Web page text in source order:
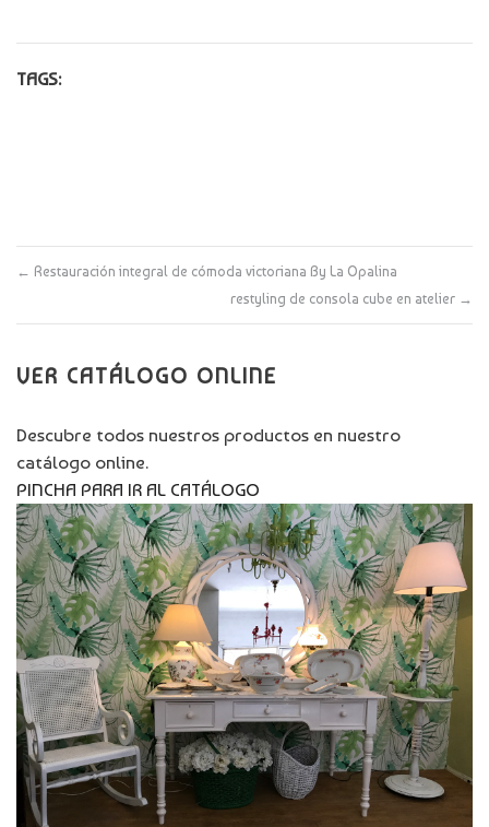
TAGS:
← Restauración integral de cómoda victoriana By La Opalina
restyling de consola cube en atelier →
VER CATÁLOGO ONLINE
Descubre todos nuestros productos en nuestro
catálogo online.
PINCHA PARA IR AL CATÁLOGO